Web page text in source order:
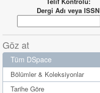
Dergi Adı veya ISSN
Göz at
Tüm DSpace
Bölümler & Koleksiyonlar
Tarihe Göre